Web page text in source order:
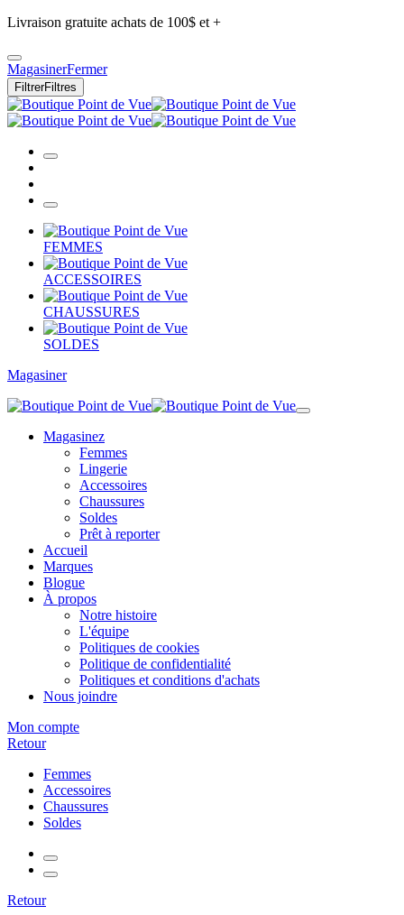
Livraison gratuite achats de 100$ et +
MagasinerFermer
FiltrerFiltres
FEMMES
ACCESSOIRES
CHAUSSURES
SOLDES
Magasiner
Magasinez
Femmes
Lingerie
Accessoires
Chaussures
Soldes
Prêt à reporter
Accueil
Marques
Blogue
À propos
Notre histoire
L'équipe
Politiques de cookies
Politique de confidentialité
Politiques et conditions d'achats
Nous joindre
Mon compte
Retour
Femmes
Accessoires
Chaussures
Soldes
Retour